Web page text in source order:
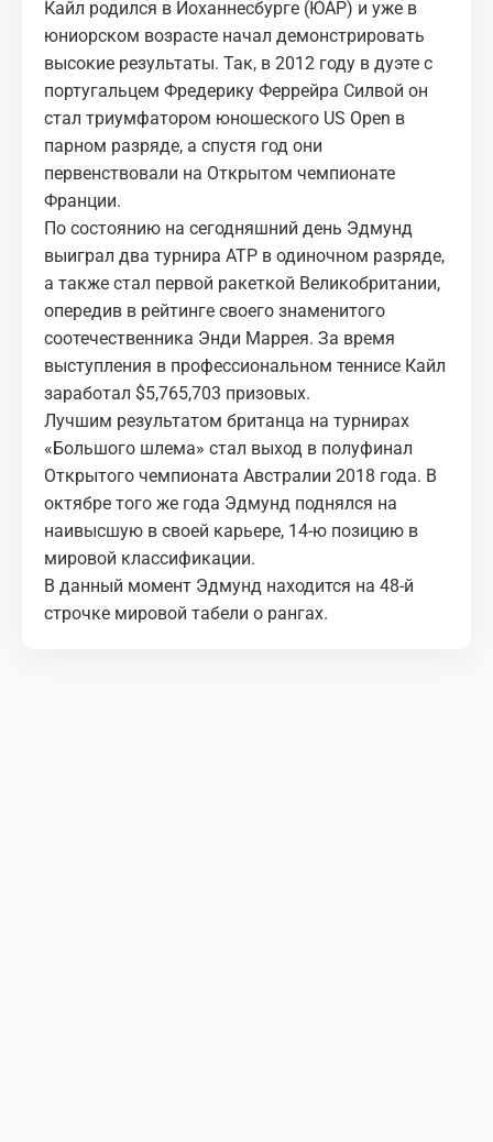
Кайл родился в Йоханнесбурге (ЮАР) и уже в
юниорском возрасте начал демонстрировать
высокие результаты. Так, в 2012 году в дуэте с
португальцем Фредерику Феррейра Силвой он
стал триумфатором юношеского US Open в
парном разряде, а спустя год они
первенствовали на Открытом чемпионате
Франции.
По состоянию на сегодняшний день Эдмунд
выиграл два турнира ATP в одиночном разряде,
а также стал первой ракеткой Великобритании,
опередив в рейтинге своего знаменитого
соотечественника Энди Маррея. За время
выступления в профессиональном теннисе Кайл
заработал $5,765,703 призовых.
Лучшим результатом британца на турнирах
«Большого шлема» стал выход в полуфинал
Открытого чемпионата Австралии 2018 года. В
октябре того же года Эдмунд поднялся на
наивысшую в своей карьере, 14-ю позицию в
мировой классификации.
В данный момент Эдмунд находится на 48-й
строчке мировой табели о рангах.